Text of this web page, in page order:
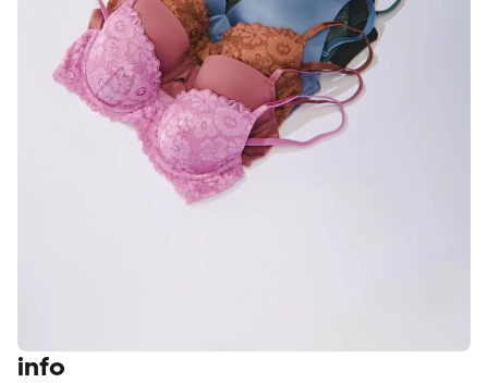
klantenservice
info